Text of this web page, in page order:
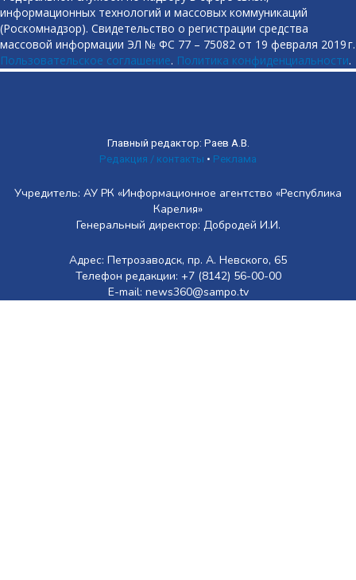
информационных технологий и массовых коммуникаций
(Роскомнадзор). Свидетельство о регистрации средства
массовой информации ЭЛ № ФС 77 – 75082 от 19 февраля 2019 г.
Пользовательское соглашение. Политика конфиденциальности.
Главный редактор: Раев А.В.
Редакция / контакты • Реклама
Учредитель: АУ РК «Информационное агентство «Республика
Карелия»
Генеральный директор: Добродей И.И.
Адрес: Петрозаводск, пр. А. Невского, 65
Телефон редакции: +7 (8142) 56-00-00
E-mail: news360@sampo.tv